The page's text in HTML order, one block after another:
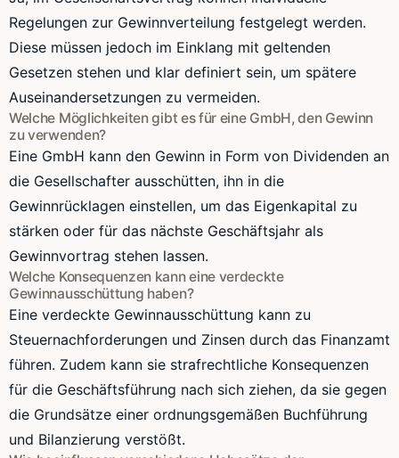
Regelungen zur Gewinnverteilung festgelegt werden.
Diese müssen jedoch im Einklang mit geltenden
Gesetzen stehen und klar definiert sein, um spätere
Auseinandersetzungen zu vermeiden.
Welche Möglichkeiten gibt es für eine GmbH, den Gewinn
zu verwenden?
Eine GmbH kann den Gewinn in Form von Dividenden an
die Gesellschafter ausschütten, ihn in die
Gewinnrücklagen einstellen, um das Eigenkapital zu
stärken oder für das nächste Geschäftsjahr als
Gewinnvortrag stehen lassen.
Welche Konsequenzen kann eine verdeckte
Gewinnausschüttung haben?
Eine verdeckte Gewinnausschüttung kann zu
Steuernachforderungen und Zinsen durch das Finanzamt
führen. Zudem kann sie strafrechtliche Konsequenzen
für die Geschäftsführung nach sich ziehen, da sie gegen
die Grundsätze einer ordnungsgemäßen Buchführung
und Bilanzierung verstößt.